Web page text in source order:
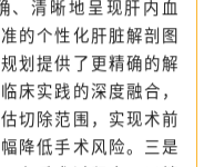
将聚焦三大核心方
的深度协同，借助高
、清晰地呈现肝内血
的个性化肝脏解剖图
划提供了更精确的解
床实践的深度融合，